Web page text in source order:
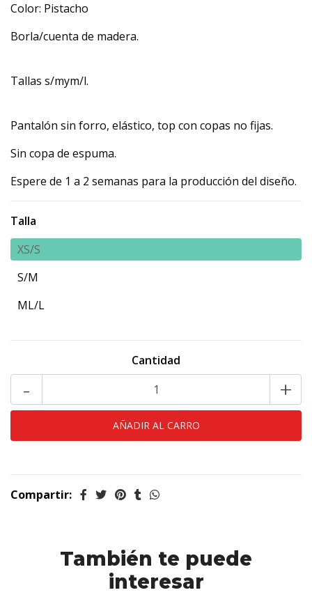
Color: Pistacho
Borla/cuenta de madera.
Tallas s/mym/l.
Pantalón sin forro, elástico, top con copas no fijas.
Sin copa de espuma.
Espere de 1 a 2 semanas para la producción del diseño.
Talla
XS/S
S/M
ML/L
Cantidad
- +
Compartir:
También te puede
interesar